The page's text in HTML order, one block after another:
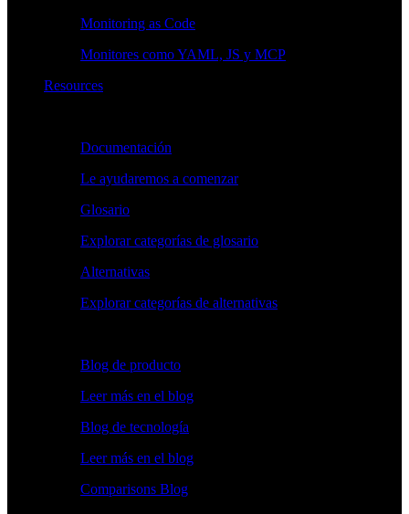
Monitoring as Code
Monitores como YAML, JS y MCP
Resources
Documentación
Le ayudaremos a comenzar
Glosario
Explorar categorías de glosario
Alternativas
Explorar categorías de alternativas
Blog de producto
Leer más en el blog
Blog de tecnología
Leer más en el blog
Comparisons Blog